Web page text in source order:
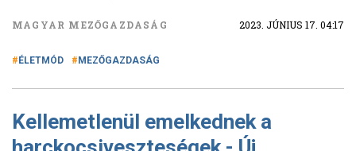
MAGYAR MEZŐGAZDASÁG 2023. JÚNIUS 17. 04:17
ÉLETMÓD MEZŐGAZDASÁG
Kellemetlenül emelkednek a